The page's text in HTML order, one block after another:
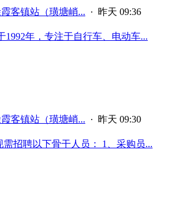
霞客镇站（璜塘峭... · 昨天 09:36
年，专注于自行车、电动车...
霞客镇站（璜塘峭... · 昨天 09:30
招聘以下骨干人员： 1、采购员...